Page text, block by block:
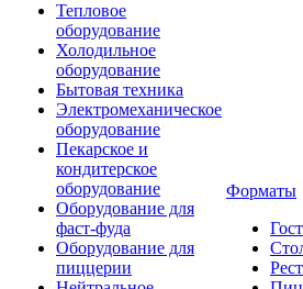
Тепловое
оборудование
Холодильное
оборудование
Бытовая техника
Электромеханическое
оборудование
Пекарское и
кондитерское
оборудование
Оборудование для
фаст-фуда
Оборудование для
пиццерии
Форматы